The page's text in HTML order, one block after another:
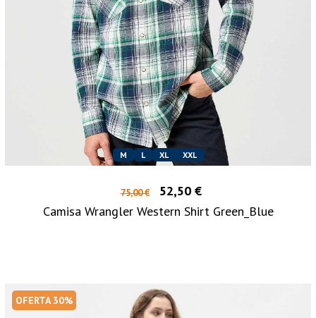
M L XL XXL
75,00 €
52,50 €
Camisa Wrangler Western Shirt Green_Blue
OFERTA 30%